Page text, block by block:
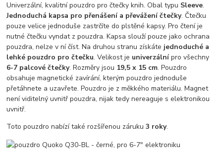
Univerzální, kvalitní pouzdro pro čtečky knih. Obal typu Sleeve.
Jednoduchá kapsa pro přenášení a převážení čtečky. Čtečku
pouze velice jednoduše zastrčíte do plstěné kapsy. Pro čtení je
nutné čtečku vyndat z pouzdra. Kapsa slouží pouze jako ochrana
pouzdra, nelze v ní číst. Na druhou stranu získáte jednoduché a
lehké pouzdro pro čtečku. Velikost je univerzálnípro všechny
6-7 palcové čtečky. Rozměry jsou 19,5 x 15 cm. Pouzdro
obsahuje magnetické zavírání, kterým pouzdro jednoduše
přetáhnete a uzavřete. Pouzdro je z měkkého materiálu. Magnet
není viditelný uvnitř pouzdra, nijak tedy nereaguje s elektronikou
uvnitř.
Toto pouzdro nabízí také rozšířenou záruku3 roky.